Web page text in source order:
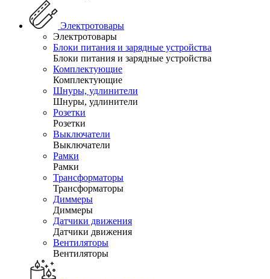
Электротовары
Электротовары
Блоки питания и зарядные устройства
Блоки питания и зарядные устройства
Комплектующие
Комплектующие
Шнуры, удлинители
Шнуры, удлинители
Розетки
Розетки
Выключатели
Выключатели
Рамки
Рамки
Трансформаторы
Трансформаторы
Диммеры
Диммеры
Датчики движения
Датчики движения
Вентиляторы
Вентиляторы